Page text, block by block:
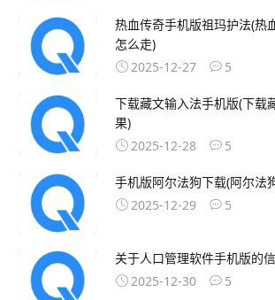
热血传奇手机版祖玛护法(热
怎么走)
2025-12-27
5
下载藏文输入法手机版(下载
果)
2025-12-28
5
手机版阿尔法狗下载(阿尔法
2025-12-29
5
关于人口管理软件手机版的
2025-12-30
5